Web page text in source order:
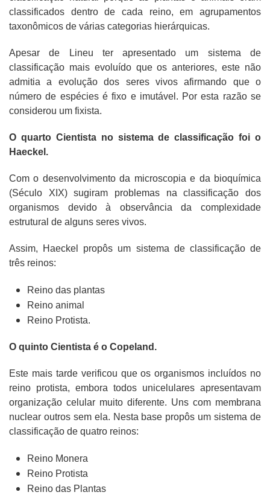
classificados dentro de cada reino, em agrupamentos
taxonômicos de várias categorias hierárquicas.
Apesar de Lineu ter apresentado um sistema de
classificação mais evoluído que os anteriores, este não
admitia a evolução dos seres vivos afirmando que o
número de espécies é fixo e imutável. Por esta razão se
considerou um fixista.
O quarto Cientista no sistema de classificação foi o
Haeckel.
Com o desenvolvimento da microscopia e da bioquímica
(Século XIX) sugiram problemas na classificação dos
organismos devido à observância da complexidade
estrutural de alguns seres vivos.
Assim, Haeckel propôs um sistema de classificação de
três reinos:
Reino das plantas
Reino animal
Reino Protista.
O quinto Cientista é o Copeland.
Este mais tarde verificou que os organismos incluídos no
reino protista, embora todos unicelulares apresentavam
organização celular muito diferente. Uns com membrana
nuclear outros sem ela. Nesta base propôs um sistema de
classificação de quatro reinos:
Reino Monera
Reino Protista
Reino das Plantas